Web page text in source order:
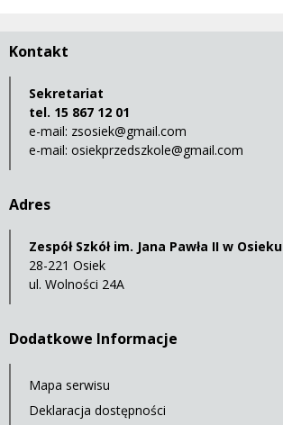
Kontakt
Sekretariat
tel. 15 867 12 01
e-mail: zsosiek@gmail.com
e-mail: osiekprzedszkole@gmail.com
Adres
Zespół Szkół im. Jana Pawła II w Osieku
28-221 Osiek
ul. Wolności 24A
Dodatkowe Informacje
Mapa serwisu
Deklaracja dostępności